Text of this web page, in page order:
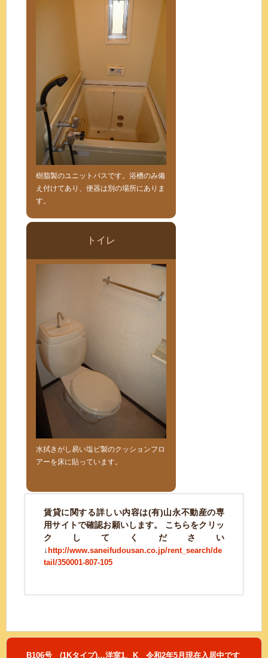
樹脂製のユニットバスです。浴槽のみ備
え付けてあり、便器は別の場所にありま
す。
トイレ
水拭きがし易い塩ビ製のクッションフロ
アーを床に貼っています。
賃貸に関する詳しい内容は(有)山永不動産の専
用サイトで確認お願いします。 こちらをクリッ
クしてください
↓http://www.saneifudousan.co.jp/rent_search/de
tail/350001-807-105
B106号 (1Kタイプ)…洋室1、K 令和2年5月現在入居中です